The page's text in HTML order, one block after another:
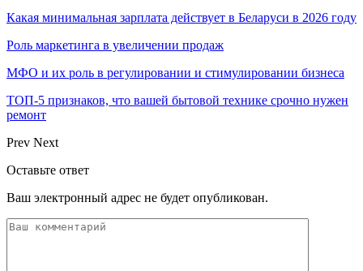
Какая минимальная зарплата действует в Беларуси в 2026 году
Роль маркетинга в увеличении продаж
МФО и их роль в регулировании и стимулировании бизнеса
ТОП-5 признаков, что вашей бытовой технике срочно нужен
ремонт
Prev Next
Оставьте ответ
Ваш электронный адрес не будет опубликован.